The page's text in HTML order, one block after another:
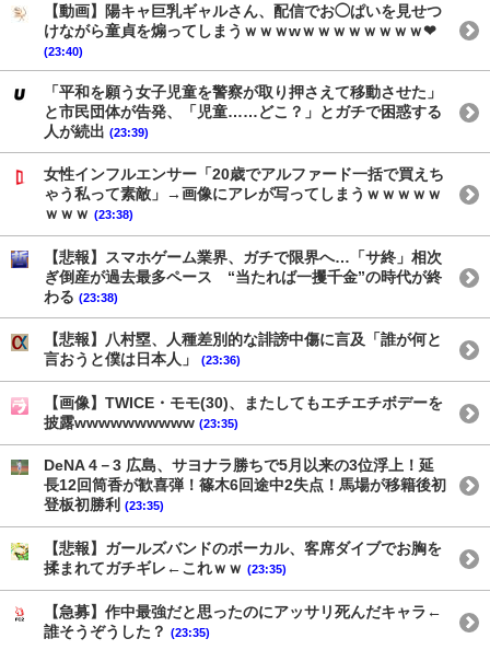
【動画】陽キャ巨乳ギャルさん、配信でお◯ぱいを見せつ
けながら童貞を煽ってしまうｗｗｗwｗｗｗｗｗｗｗｗ❤
(23:40)
「平和を願う女子児童を警察が取り押さえて移動させた」
と市民団体が告発、「児童……どこ？」とガチで困惑する
人が続出 (23:39)
女性インフルエンサー「20歳でアルファード一括で買えち
ゃう私って素敵」→画像にアレが写ってしまうｗｗｗｗｗ
ｗｗｗ (23:38)
【悲報】スマホゲーム業界、ガチで限界へ…「サ終」相次
ぎ倒産が過去最多ペース “当たれば一攫千金”の時代が終
わる (23:38)
【悲報】八村塁、人種差別的な誹謗中傷に言及「誰が何と
言おうと僕は日本人」
(23:36)
【画像】TWICE・モモ(30)、またしてもエチエチボデーを
披露wwwwwwwwww (23:35)
DeNA 4－3 広島、サヨナラ勝ちで5月以来の3位浮上！延
長12回筒香が歓喜弾！篠木6回途中2失点！馬場が移籍後初
登板初勝利 (23:35)
【悲報】ガールズバンドのボーカル、客席ダイブでお胸を
揉まれてガチギレ←これｗｗ (23:35)
【急募】作中最強だと思ったのにアッサリ死んだキャラ←
誰そうぞうした？ (23:35)